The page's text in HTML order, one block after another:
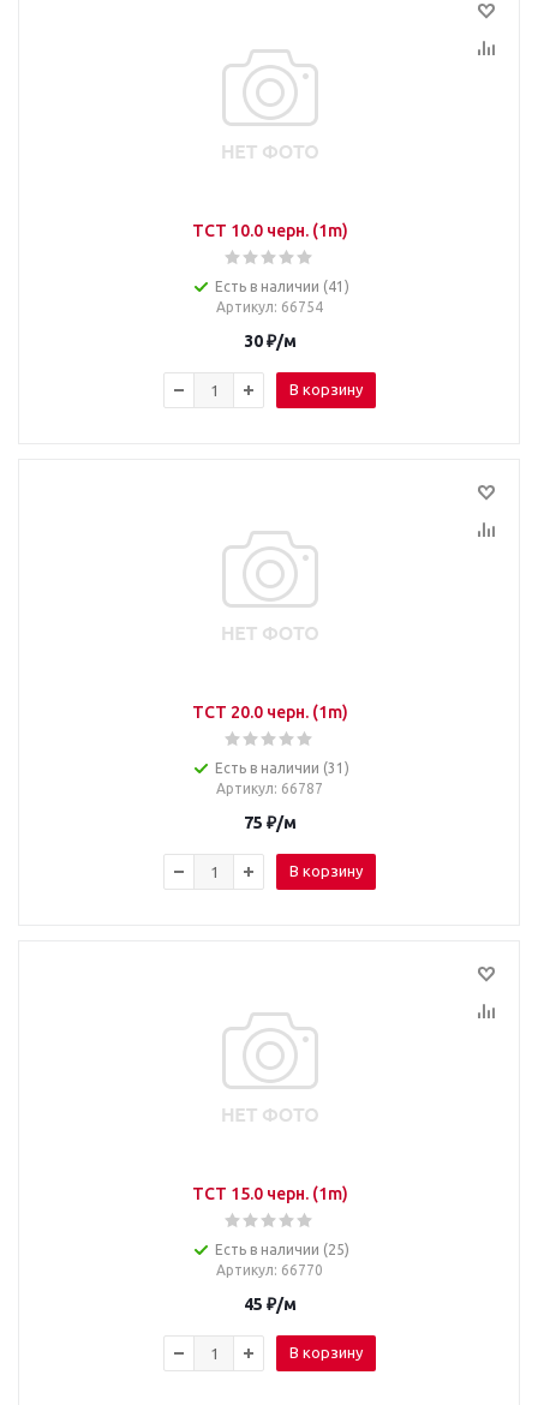
TCT 10.0 черн. (1m)
Есть в наличии (41)
Артикул: 66754
30₽/м
В корзину
TCT 20.0 черн. (1m)
Есть в наличии (31)
Артикул: 66787
75 ₽/м
В корзину
TCT 15.0 черн. (1m)
Есть в наличии (25)
Артикул: 66770
45 ₽/м
В корзину